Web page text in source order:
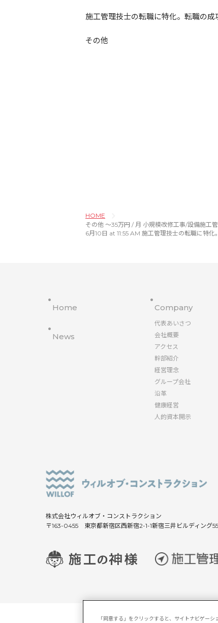
施工管理技士の転職に特化。転職の
その他
HOME
その他 〜35万円 / 月 小規模改修工事/設備施
6月10日 at 11:55 AM 施工管理技士の転職に特
Home
News
Company
代表あいさつ
会社概要
アクセス
幹部紹介
経営理念
グループ会社
沿革
健康経営
人的資本開示
株式会社ウィルオブ・コンストラクション
〒163-0455 東京都新宿区西新宿2-1-1新宿三井ビルディング
「同意する」をクリックすると、サイトナビゲー